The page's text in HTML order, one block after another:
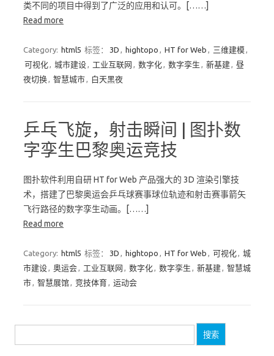
类不同的项目中得到了广泛的应用和认可。[……]
Read more
Category: html5 标签： 3D , hightopo , HT for Web , 三维建模,
可视化, 城市建设, 工业互联网 , 数字化, 数字孪生 , 新基建, 昼
夜切换, 智慧城市, 白天黑夜
乒乓飞旋，射击瞬间 | 图扑数
字孪生巴黎奥运竞技
图扑软件利用自研 HT for Web 产品强大的 3D 渲染引擎技
术，搭建了巴黎奥运会乒乓球赛事球位轨迹和射击赛事箭矢
飞行路径的数字孪生动画。[……]
Read more
Category: html5 标签： 3D , hightopo , HT for Web , 可视化, 城
市建设, 奥运会, 工业互联网 , 数字化, 数字孪生 , 新基建, 智慧城
市, 智慧展馆, 竞技体育, 运动会
索：